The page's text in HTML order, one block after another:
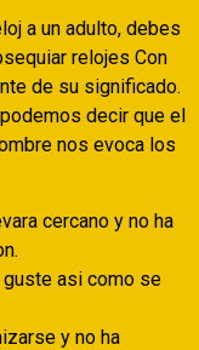
a un adulto, debes
relojes Con
de su significado.
decir que el
nos evoca los
cercano y no ha
guste asi­ como se
y no ha